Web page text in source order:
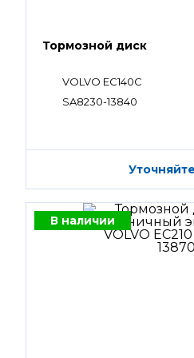
Тормозной диск
VOLVO EC140C
SA8230-13840
В наличии